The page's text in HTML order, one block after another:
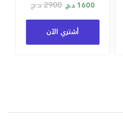
1600 د.ج 2900د.ج
أشتري الآن